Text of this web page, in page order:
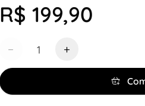
R$ 199,90
− +